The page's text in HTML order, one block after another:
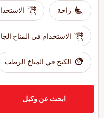
راحة
الاستخدام في المناخ
الكبح في المناخ الرطب
ابحث عن وكيل